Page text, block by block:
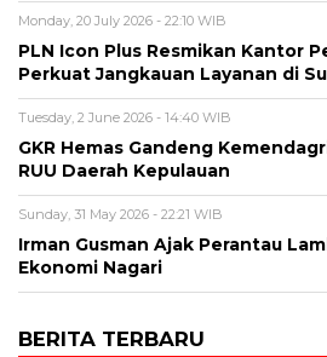
Monday, 20 July 2026 - 22:10 WIB
PLN Icon Plus Resmikan Kantor
Perkuat Jangkauan Layanan di
Tuesday, 2 June 2026 - 14:40 WIB
GKR Hemas Gandeng
RUU Daerah Kepulauan
Sunday, 31 May 2026 - 22:21 WIB
Irman Gusman Ajak Perantau
Ekonomi Nagari
BERITA TERBARU